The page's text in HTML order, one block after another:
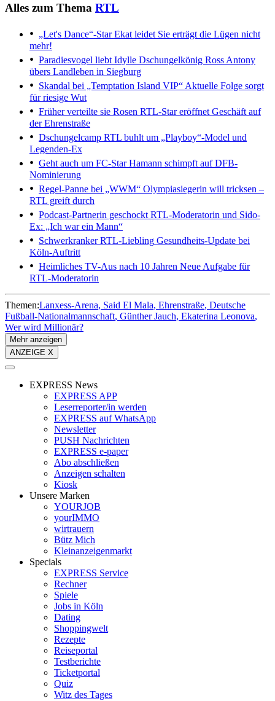
Alles zum Thema RTL
„Let's Dance“-Star Ekat leidetSie erträgt die Lügen nicht
mehr!
Paradiesvogel liebt Idylle Dschungelkönig Ross Antony
übers Landleben in Siegburg
Skandal bei „Temptation Island VIP“Aktuelle Folge sorgt
für riesige Wut
Früher verteilte sie Rosen RTL-Star eröffnet Geschäft auf
der Ehrenstraße
Dschungelcamp RTL buhlt um „Playboy“-Model und
Legenden-Ex
Geht auch um FC-StarHamann schimpft auf DFB-
Nominierung
Regel-Panne bei „WWM“ Olympiasiegerin will tricksen –
RTL greift durch
Podcast-Partnerin geschocktRTL-Moderatorin und Sido-
Ex: „Ich war ein Mann“
Schwerkranker RTL-Liebling Gesundheits-Update bei
Köln-Auftritt
Heimliches TV-Aus nach 10 Jahren Neue Aufgabe für
RTL-Moderatorin
Themen:Lanxess-Arena Said El Mala Ehrenstraße Deutsche
Fußball-Nationalmannschaft Günther Jauch Ekaterina Leonova
Wer wird Millionär?
Mehr anzeigen
ANZEIGE X
EXPRESS News
EXPRESS APP
Leserreporter/in werden
EXPRESS auf WhatsApp
Newsletter
PUSH Nachrichten
EXPRESS e-paper
Abo abschließen
Anzeigen schalten
Kiosk
Unsere Marken
YOURJOB
yourIMMO
wirtrauern
Bütz Mich
Kleinanzeigenmarkt
Specials
EXPRESS Service
Rechner
Spiele
Jobs in Köln
Dating
Shoppingwelt
Rezepte
Reiseportal
Testberichte
Ticketportal
Quiz
Witz des Tages